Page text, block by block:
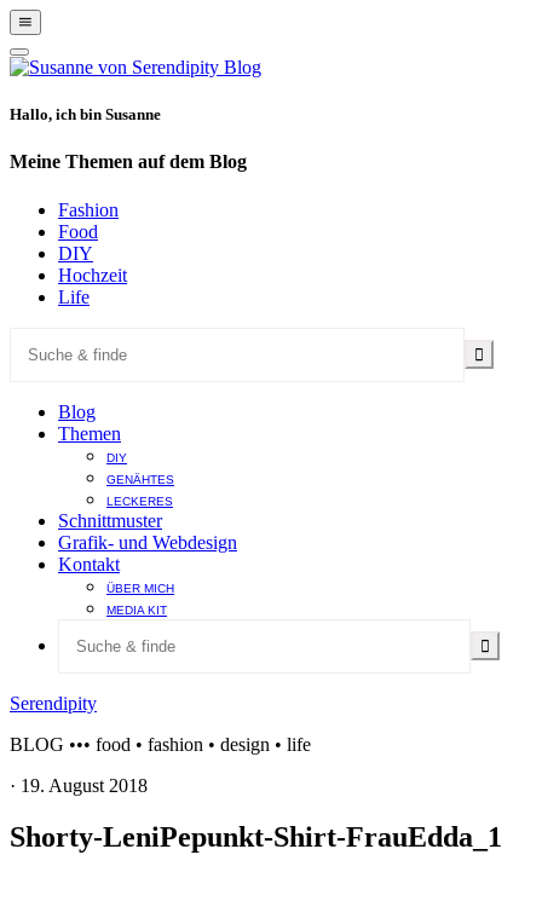
Show
Offscreen
Content
Hide
Offscreen
Hallo, ich bin Susanne
Meine Themen auf dem Blog
Fashion
Food
DIY
Hochzeit
Life
Blog
Themen
DIY
GENÄHTES
LECKERES
Schnittmuster
Grafik- und Webdesign
Kontakt
ÜBER MICH
MEDIA KIT
Serendipity
BLOG ••• food • fashion • design • life
· 19. August 2018
Shorty-LeniPepunkt-Shirt-FrauEdda_1